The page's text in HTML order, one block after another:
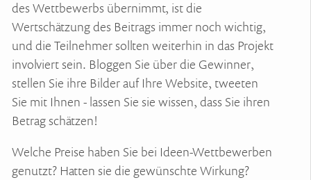
des Wettbewerbs übernimmt, ist die
Wertschätzung des Beitrags immer noch wichtig,
und die Teilnehmer sollten weiterhin in das Projekt
involviert sein. Bloggen Sie über die Gewinner,
stellen Sie ihre Bilder auf Ihre Website, tweeten
Sie mit Ihnen - lassen Sie sie wissen, dass Sie ihren
Betrag schätzen!
Welche Preise haben Sie bei Ideen-Wettbewerben
genutzt? Hatten sie die gewünschte Wirkung?